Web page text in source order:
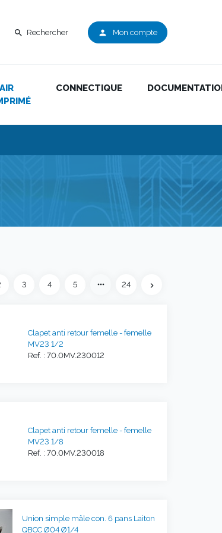
search Rechercher person Mon compte
AIR
CONNECTIQUE
3 4 5 more_horiz 24 chevron_right
Suivant
Clapet anti retour femelle - femelle
MV23 1/2
Ref. : 70.0MV.230012
Clapet anti retour femelle - femelle
MV23 1/8
Ref. : 70.0MV.230018
Union simple mâle con. 6 pans Laiton
QBCC Ø04 Ø1/4